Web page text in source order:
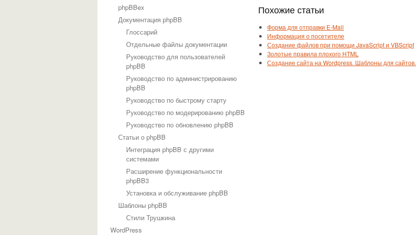
phpBBex
Документация phpBB
Глоссарий
Отдельные файлы документации
Руководство для пользователей
phpBB
Руководство по администрированию
phpBB
Руководство по быстрому старту
Руководство по модерированию phpBB
Руководство по обновлению phpBB
Статьи о phpBB
Интеграция phpBB с другими
системами
Расширение функциональности
phpBB3
Установка и обслуживание phpBB
Шаблоны phpBB
Стили Трушкина
WordPress
Похожие статьи
Форма для отправки E-Mail
Информация о посетителе
Создание файлов при помощи JavaScript и VBScript
Золотые правила плохого HTML
Создание сайта на Wordpress. Шаблоны для сайтов.